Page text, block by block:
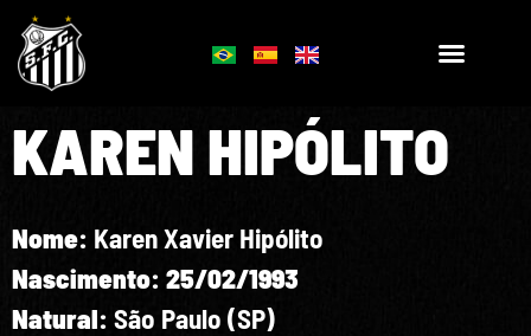
KAREN HIPÓLITO
Nome: Karen Xavier Hipólito
Nascimento: 25/02/1993
Natural: São Paulo (SP)